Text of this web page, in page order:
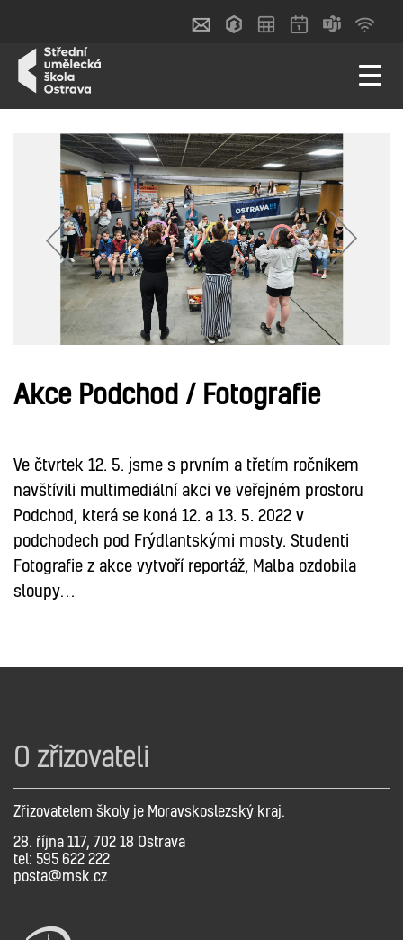
Akce Podchod / Fotografie
Ve čtvrtek 12. 5. jsme s prvním a třetím ročníkem
navštívili multimediální akci ve veřejném prostoru
Podchod, která se koná 12. a 13. 5. 2022 v
podchodech pod Frýdlantskými mosty. Studenti
Fotografie z akce vytvoří reportáž, Malba ozdobila
sloupy…
O zřizovateli
Zřizovatelem školy je Moravskoslezský kraj.
28. října 117, 702 18 Ostrava
tel: 595 622 222
posta@msk.cz